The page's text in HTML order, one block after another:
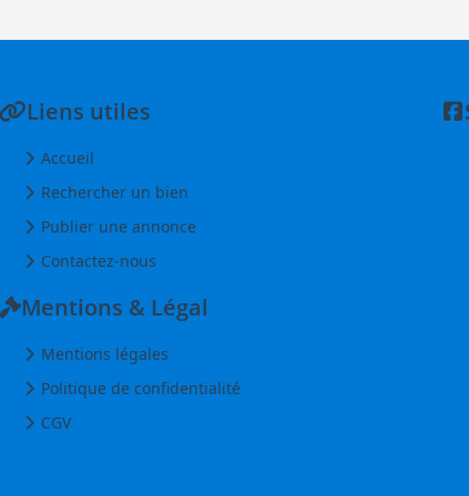
Liens utiles
Accueil
Rechercher un bien
Publier une annonce
Contactez-nous
Mentions & Légal
Mentions légales
Politique de confidentialité
CGV